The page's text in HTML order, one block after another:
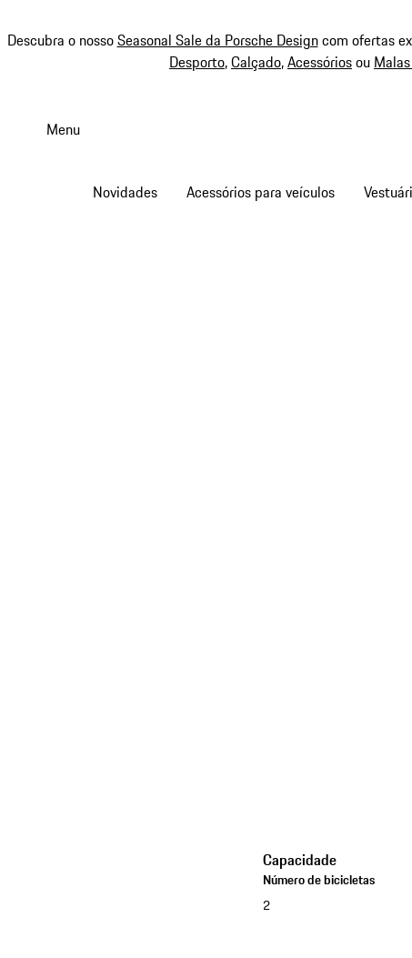
Descubra o nossoSeasonal Sale da Porsche Designcom ofertas
Desporto,Calçado,Acessóriosou
conteúdoMenu
Novidades Acessórios para veículos
Capacidade
Número de bicicletas
2